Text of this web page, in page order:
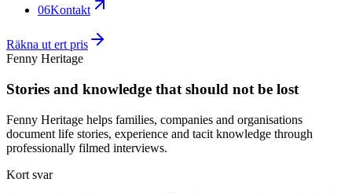
06Kontakt
Räkna ut ert pris
Fenny Heritage
Stories and knowledge that should not be lost
Fenny Heritage helps families, companies and organisations
document life stories, experience and tacit knowledge through
professionally filmed interviews.
Kort svar